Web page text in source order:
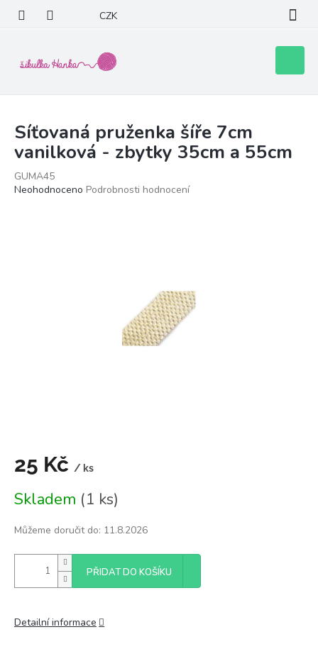
obsah
CZK
košík
Síťovaná pruženka šíře 7cm
vanilková - zbytky 35cm a 55cm
GUMA45
Průměrné
Neohodnoceno Podrobnosti hodnocení
25 Kč / ks
cena:
Skladem (1 ks)
Můžeme doručit do: 11.8.2026
PŘIDAT DO KOŠÍKU
Detailní informace